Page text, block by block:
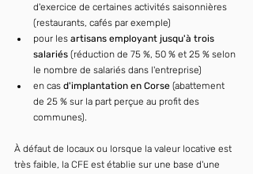
d'exercice de certaines activités saisonnières
(restaurants, cafés par exemple)
pour les artisans employant jusqu'à trois
salariés (réduction de 75 %, 50 % et 25 % selon
le nombre de salariés dans l'entreprise)
en cas d'implantation en Corse (abattement
de 25 % sur la part perçue au profit des
communes).
À défaut de locaux ou lorsque la valeur locative est
très faible, la CFE est établie sur une base d'une